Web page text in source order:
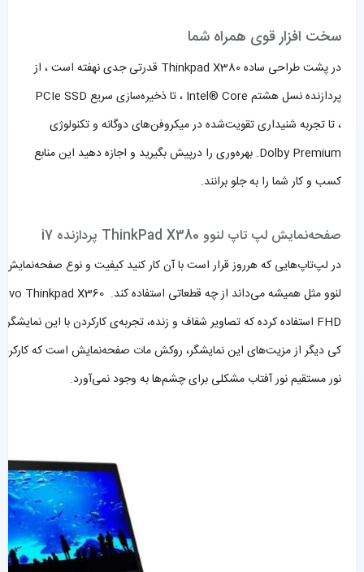
سخت افزار قوی همراه شما
در پشتطراحی ساد
ه Thinkpad X380 قدرتی جدی نهفته است ، از
پردازنده نسل هشتم
Intel® Core ، تاذخیره‌سازی سریع PCIe SSD
،تاتجربه شنیداری تقویت‌شده در میکروفن‌های دوگانه و تکنولوژی
Dolby Premium. بهره‌وری را درپیشبگیرید و اجازه دهید این منابع
کسب‌ و کار شما را به جلو برانند.
صفحه‌نمایش لپ تاپ لنوو ThinkPad X380 پردازنده i7
در لپ‌تاپ‌هایی که هرروز قرار است با آن کار کنید کیفیت و نوع
FHD استفاده کرده که تصاویر شفاف و زنده، تجربه‌ی کارکردن با این نمایشگر را لذت‌بخش کرده است.
کی دیگر از مزیت‌های این نمایشگر، روکش مات صفحه‌نمایش است که
نور مستقیم نور آفتاب مشکلی برای چشم‌ها به وجود نمی‌آورد.